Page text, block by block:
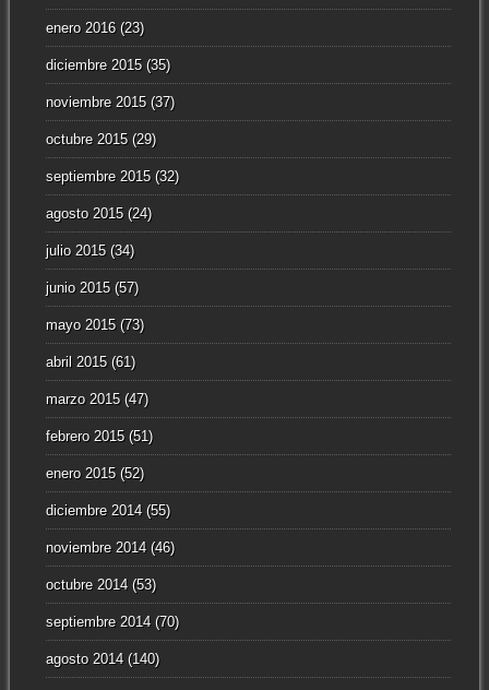
enero 2016(23)
diciembre 2015(35)
noviembre 2015(37)
octubre 2015(29)
septiembre 2015(32)
agosto 2015(24)
julio 2015(34)
junio 2015(57)
mayo 2015(73)
abril 2015(61)
marzo 2015(47)
febrero 2015(51)
enero 2015(52)
diciembre 2014(55)
noviembre 2014(46)
octubre 2014(53)
septiembre 2014(70)
agosto 2014(140)